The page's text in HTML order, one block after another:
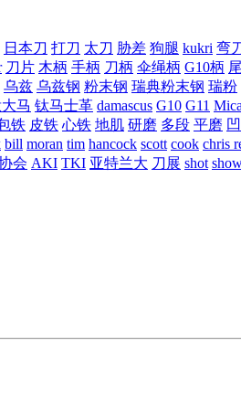
日本刀 打刀 太刀 胁差 狗腿 kukri 弯
刀片 木柄 手柄 刀柄 伞绳柄 G10柄
乌兹 乌兹钢 粉末钢 瑞典粉末钢 瑞粉
马 钛马士革 damascus G10 G11
铁 皮铁 心铁 地肌 研磨 多段 平磨
bill moran tim hancock scott cook chris
会 AKI TKI 亚特兰大 刀展 shot